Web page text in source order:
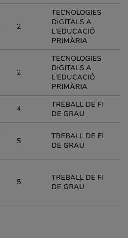
2
TECNOLOGIES
DIGITALS A
L'EDUCACIÓ
PRIMÀRIA
2
TECNOLOGIES
DIGITALS A
L'EDUCACIÓ
PRIMÀRIA
4
TREBALL DE FI
DE GRAU
5
TREBALL DE FI
DE GRAU
5
TREBALL DE FI
DE GRAU